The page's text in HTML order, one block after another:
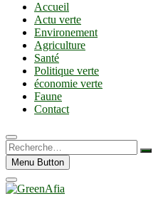
Accueil
Actu verte
Environement
Agriculture
Santé
Politique verte
économie verte
Faune
Contact
Recherche…
Menu Button